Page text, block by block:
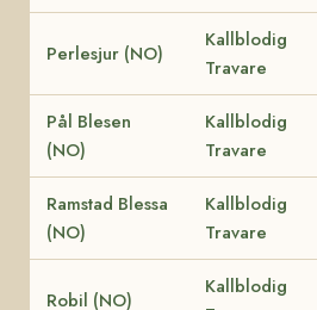
Perlesjur (NO)
Kallblodig
Travare
Pål Blesen
(NO)
Kallblodig
Travare
Ramstad Blessa
(NO)
Kallblodig
Travare
Robil (NO)
Kallblodig